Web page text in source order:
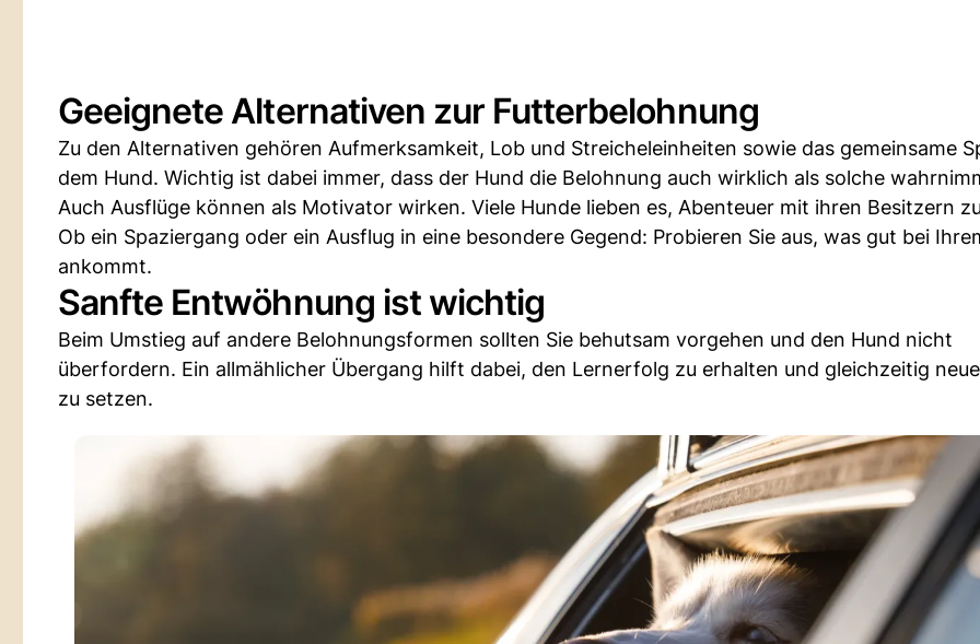
Geeignete Alternativen zur Futterbelohnung
Zu den Alternativen gehören Aufmerksamkeit, Lob und Streicheleinheiten sowie das gemeinsame
dem Hund. Wichtig ist dabei immer, dass der Hund die Belohnung auch wirklich als solche
Auch Ausflüge können als Motivator wirken. Viele Hunde lieben es, Abenteuer mit ihren Besitzern
Ob ein Spaziergang oder ein Ausflug in eine besondere Gegend: Probieren Sie aus, was gut bei
ankommt.
Sanfte Entwöhnung ist wichtig
Beim Umstieg auf andere Belohnungsformen sollten Sie behutsam vorgehen und den Hund nicht
überfordern. Ein allmählicher Übergang hilft dabei, den Lernerfolg zu erhalten und gleichzeitig
zu setzen.